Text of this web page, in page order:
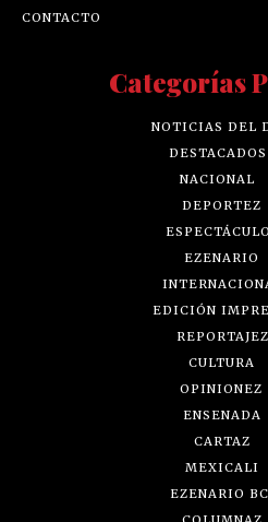
CONTACTO
Categorías
NOTICIAS DEL
DESTACADOS
NACIONAL
DEPORTEZ
EZENARIO
EDICIÓN
REPORTAJEZ
CULTURA
OPINIONEZ
ENSENADA
CARTAZ
MEXICALI
EZENARIO